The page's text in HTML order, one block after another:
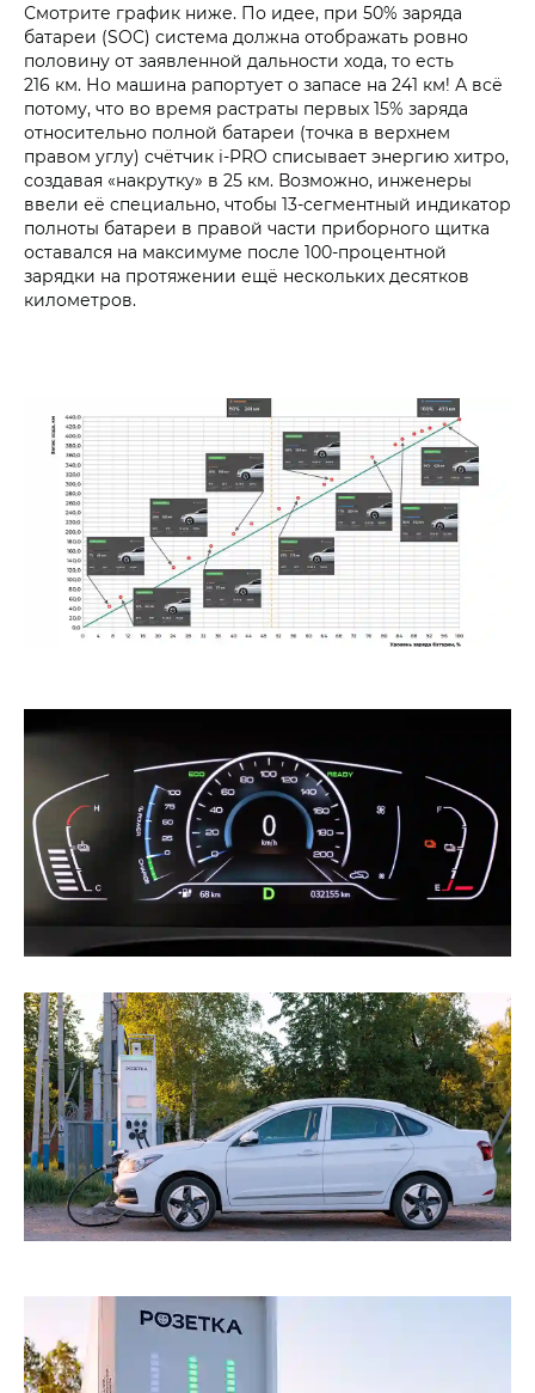
Смотрите график ниже. По идее, при 50% заряда
батареи (SOC) система должна отображать ровно
половину от заявленной дальности хода, то есть
216 км. Но машина рапортует о запасе на 241 км! А всё
потому, что во время растраты первых 15% заряда
относительно полной батареи (точка в верхнем
правом углу) счётчик i‑PRO списывает энергию хитро,
создавая «накрутку» в 25 км. Возможно, инженеры
ввели её специально, чтобы 13-сегментный индикатор
полноты батареи в правой части приборного щитка
оставался на максимуме после 100-процентной
зарядки на протяжении ещё нескольких десятков
километров.